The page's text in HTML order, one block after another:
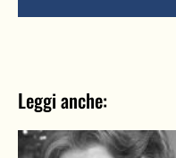
Leggi anche: